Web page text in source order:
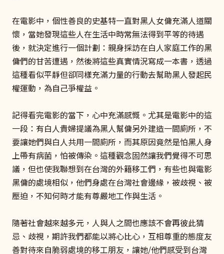
在電影中，個性善良的史基特一直對黑人女傭充滿人道關
懷，當她發現這些人在生活中時常無法得到平等的待遇
後，就決定進行一個計劃：親身採訪在白人家庭工作的黑
傭們的甘苦遭遇，然後將這些真實情況寫成一本書，透過
這種看似平靜但卻同樣充滿力量的行動去幫助黑人發起民
權運動，為自己爭權益。
記得看完電影的當下，心中充滿感慨。尤其是電影中的這
一段：有白人貴婦提議為黑人幫傭另外建造一間廁所，不
要讓她們與白人共用一間廁所，而其原因竟然是怕黑人身
上帶有病菌，怕被傳染。這種觀念固然讓我們覺得不可思
議，但也使我聯想到在台灣的外籍移工們，有些也與電影
黑傭的處境相似，他們身處在台灣社會邊緣，被歧視、被
壓迫，不知何時才能有尊嚴地工作與生活。
隨著社會越來越多元，人與人之間也應該不會再彼此猜
忌、歧視，期許我們都能以將心比心，互相尊重的態度友
善對待來自脆弱處境的移工朋友，讓她/他們感受到台灣